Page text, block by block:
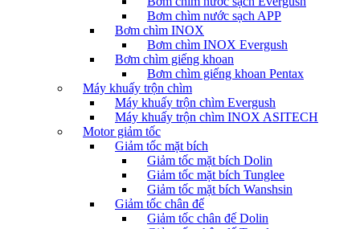
Bơm chìm nước sạch APP
Bơm chìm INOX
Bơm chìm INOX Evergush
Bơm chìm giếng khoan
Bơm chìm giếng khoan Pentax
Máy khuấy trộn chìm
Máy khuấy trộn chìm Evergush
Máy khuấy trộn chìm INOX ASITECH
Motor giảm tốc
Giảm tốc mặt bích
Giảm tốc mặt bích Dolin
Giảm tốc mặt bích Tunglee
Giảm tốc mặt bích Wanshsin
Giảm tốc chân đế
Giảm tốc chân đế Dolin